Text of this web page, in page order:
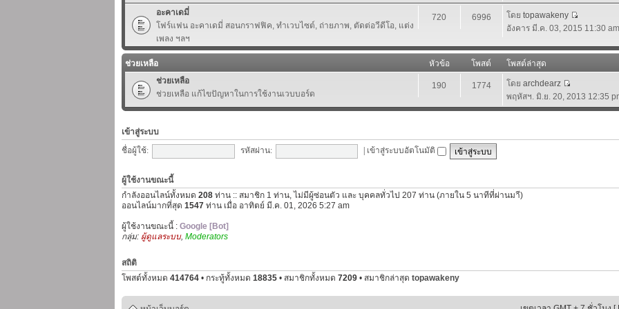
อะคาเดมี่
โฟร์แฟน อะคาเดมี่ สอนกราฟฟิค, ทำเวบไซต์, ถ่ายภาพ, ตัดต่อวีดีโอ, แต่ง
เพลง ฯลฯ
720 6996 โดย topawakeny
อังคาร มี.ค. 03, 2015 11:30 am
ช่วยเหลือ หัวข้อ โพสต์
โพสต์ล่าสุด
ช่วยเหลือ
ช่วยเหลือ แก้ไขปัญหาในการใช้งานเวบบอร์ด
190 1774 โดย archdearz
พฤหัสฯ. มิ.ย. 20, 2013 12:35
เข้าสู่ระบบ
ชื่อผู้ใช้:
รหัสผ่าน: เข้าสู่ระบบอัตโนมัติ
ผู้ใช้งานขณะนี้
กำลังออนไลน์ทั้งหมด 208 ท่าน :: สมาชิก 1 ท่าน, ไม่มีผู้ซ่อนตัว และ บุคคลทั่วไป 207 ท่าน (ภายใน 5 นาทีที่ผ่านมาี)
ออนไลน์มากที่สุด 1547 ท่าน เมื่อ อาทิตย์ มี.ค. 01, 2026 5:27 am
ผู้ใช้งานขณะนี้ : Google [Bot]
กลุ่ม: ผู้ดูแลระบบ, Moderators
สถิติ
โพสต์ทั้งหมด 414764 • กระทู้ทั้งหมด 18835 • สมาชิกทั้งหมด 7209 • สมาชิกล่าสุด topawakeny